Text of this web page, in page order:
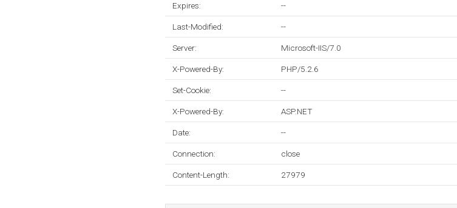
Expires: --
Last-Modified: --
Server: Microsoft-IIS/7.0
X-Powered-By: PHP/5.2.6
Set-Cookie: --
X-Powered-By: ASP.NET
Date: --
Connection: close
Content-Length: 27979